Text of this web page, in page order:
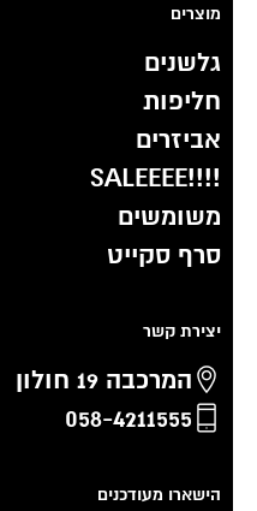
מוצרים
גלשנים
חליפות
אביזרים
!!!!SALEEEE
משומשים
סרף סקייט
יצירת קשר
המרכבה 19 חולון
058-4211555
הישארו מעודכנים